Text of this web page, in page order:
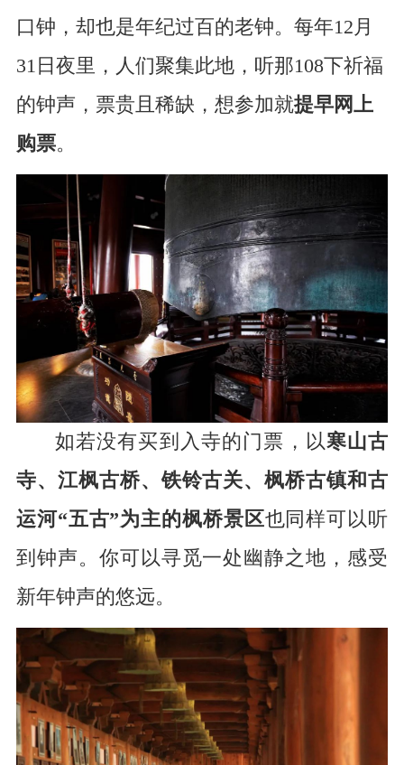
口钟，却也是年纪过百的老钟。每年12月
31日夜里，人们聚集此地，听那108下祈福
的钟声，票贵且稀缺，想参加就提早网上
购票。
如若没有买到入寺的门票，以寒山古
寺、江枫古桥、铁铃古关、枫桥古镇和古
运河“五古”为主的枫桥景区也同样可以听
到钟声。你可以寻觅一处幽静之地，感受
新年钟声的悠远。